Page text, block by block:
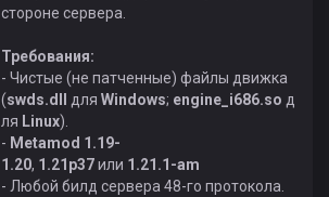
стороне сервера.
Требования:
- Чистые (не патченные) файлы движка
(swds.dll для Windows; engine_i686.so д
ля Linux).
- Metamod 1.19-
1.20, 1.21p37или 1.21.1-am
- Любой билд сервера 48-го протокола.